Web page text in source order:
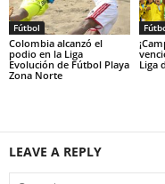
Fútbol
Colombia alcanzó el
podio en la Liga
Evolución de Fútbol Playa
Zona Norte
Liga
LEAVE A REPLY